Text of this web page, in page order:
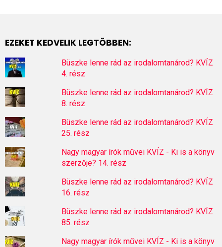
EZEKET KEDVELIK LEGTÖBBEN:
Büszke lenne rád az irodalomtanárod? KVÍZ
4. rész
Büszke lenne rád az irodalomtanárod? KVÍZ
8. rész
Büszke lenne rád az irodalomtanárod? KVÍZ
25. rész
Nagy magyar írók művei KVÍZ - Ki is a könyv
szerzője? 14. rész
Büszke lenne rád az irodalomtanárod? KVÍZ
16. rész
Büszke lenne rád az irodalomtanárod? KVÍZ
85. rész
Nagy magyar írók művei KVÍZ - Ki is a könyv